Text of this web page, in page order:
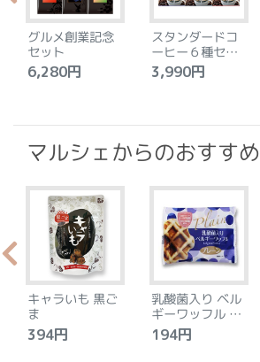
グルメ創業記念
セット
6,280円
スタンダードコ
ーヒー６種セッ
ト
3,990円
マルシェからのおすすめ
キャラいも 黒ご
ま
394円
乳酸菌入り ベル
ギーワッフル プ
レーン
194円